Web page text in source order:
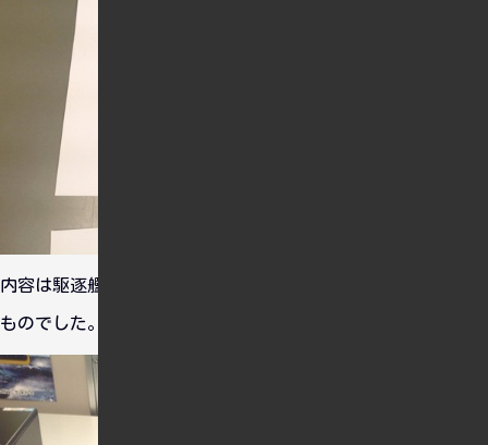
内容は駆逐艦雪風に乗って、右側からくる艦隊を見るといった
ものでした。艦船の動きは上図の通り。